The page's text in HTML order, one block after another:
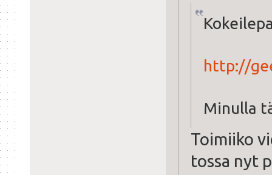
http://
Minulla
Toimiiko
tossa nyt